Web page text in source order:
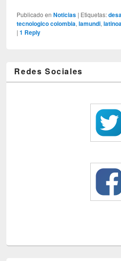
Publicado en Noticias | Etiquetas:
tecnologico colombia,lamundi,
|1 Reply
Redes Sociales